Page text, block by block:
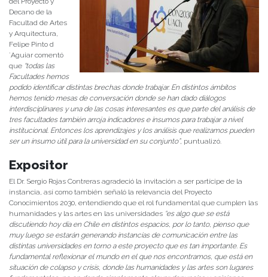
Decano de la
Facultad de Artes
y Arquitectura,
Felipe Pinto d
´Aguiar comentó
que “todas las
Facultades hemos
podido identificar distintas brechas donde trabajar. En distintos ámbitos
hemos tenido mesas de conversación donde se han dado diálogos
interdisciplinares y una de las cosas interesantes es que parte del análisis de
tres facultades también arroja indicadores e insumos para trabajar a nivel
institucional. Entonces los aprendizajes y los análisis que realizamos pueden
ser un insumo útil para la universidad en su conjunto”, puntualizó.
Expositor
El Dr. Sergio Rojas Contreras agradeció la invitación a ser partícipe de la
instancia, así como también señaló la relevancia del Proyecto
Conocimientos 2030, entendiendo que el rol fundamental que cumplen las
humanidades y las artes en las universidades “es algo que se está
discutiendo hoy día en Chile en distintos espacios, por lo tanto, pienso que
muy luego se estarán generando instancias de comunicación entre las
distintas universidades en torno a este proyecto que es tan importante. Es
fundamental reflexionar el mundo en el que nos encontramos, que está en
situación de colapso y crisis, donde las humanidades y las artes son lugares